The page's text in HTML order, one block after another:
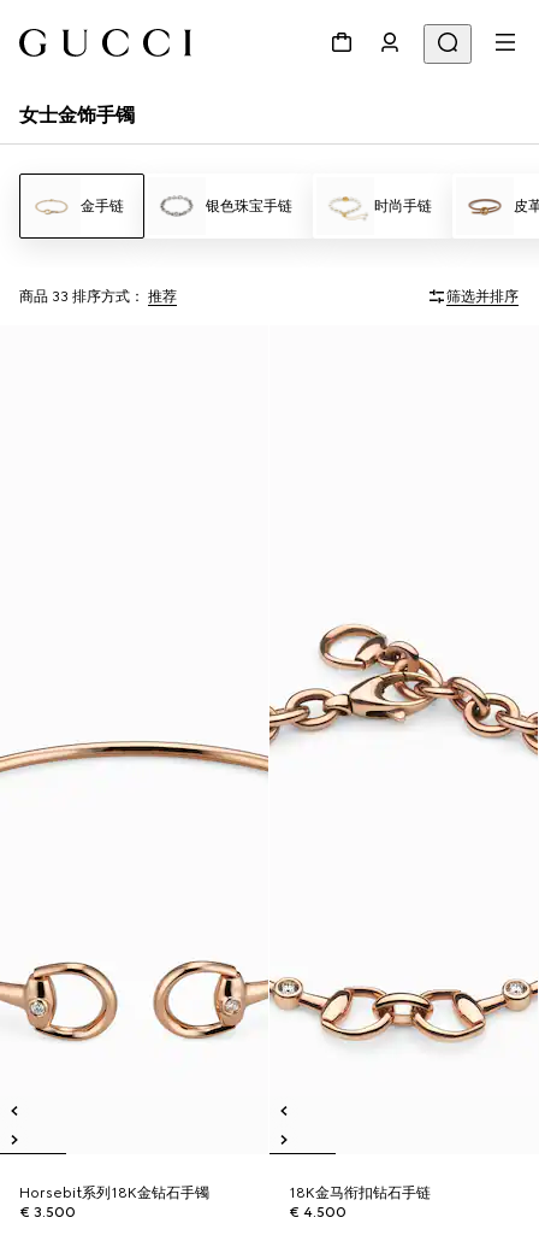
女士金饰手镯
金手链 银色珠宝手链 时尚手链 皮
商品 33 排序方式： 推荐 筛选并排序
Horsebit系列18K金钻石手镯
€ 3.500
18K金马衔扣钻石手链
€ 4.500